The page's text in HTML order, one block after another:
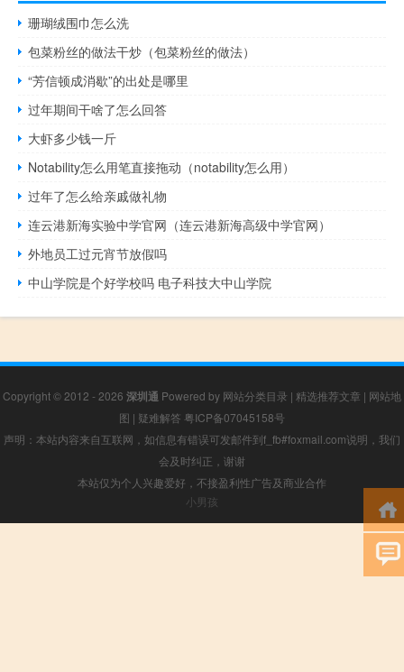
珊瑚绒围巾怎么洗
包菜粉丝的做法干炒（包菜粉丝的做法）
“芳信顿成消歇”的出处是哪里
过年期间干啥了怎么回答
大虾多少钱一斤
Notability怎么用笔直接拖动（notability怎么用）
过年了怎么给亲戚做礼物
连云港新海实验中学官网（连云港新海高级中学官网）
外地员工过元宵节放假吗
中山学院是个好学校吗 电子科技大中山学院
Copyright © 2012 - 2026 深圳通 Powered by 网站分类目录 | 精选推荐文章 | 网站地
图 | 疑难解答 粤ICP备07045158号
声明：本站内容来自互联网，如信息有错误可发邮件到f_fb#foxmail.com说明，我们
会及时纠正，谢谢
本站仅为个人兴趣爱好，不接盈利性广告及商业合作
小男孩